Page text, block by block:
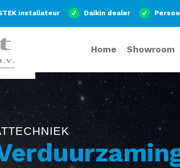
installateur Daikin dealer
Home Showroom